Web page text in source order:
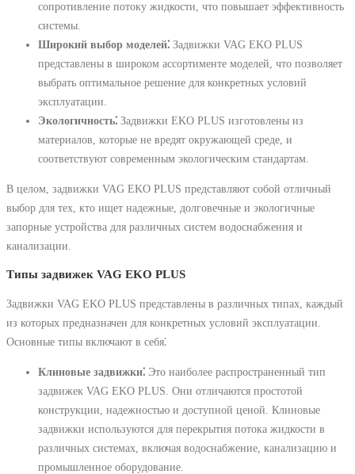
сопротивление потоку жидкости, что повышает эффективность
системы.
Широкий выбор моделей⁚ Задвижки VAG EKO PLUS
представлены в широком ассортименте моделей, что позволяет
выбрать оптимальное решение для конкретных условий
эксплуатации.
Экологичность⁚ Задвижки EKO PLUS изготовлены из
материалов, которые не вредят окружающей среде, и
соответствуют современным экологическим стандартам.
В целом, задвижки VAG EKO PLUS представляют собой отличный
выбор для тех, кто ищет надежные, долговечные и экологичные
запорные устройства для различных систем водоснабжения и
канализации.
Типы задвижек VAG EKO PLUS
Задвижки VAG EKO PLUS представлены в различных типах, каждый
из которых предназначен для конкретных условий эксплуатации.
Основные типы включают в себя⁚
Клиновые задвижки⁚ Это наиболее распространенный тип
задвижек VAG EKO PLUS. Они отличаются простотой
конструкции, надежностью и доступной ценой. Клиновые
задвижки используются для перекрытия потока жидкости в
различных системах, включая водоснабжение, канализацию и
промышленное оборудование.